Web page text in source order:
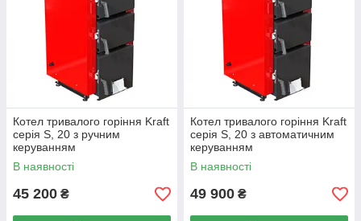
Котел тривалого горіння Kraft
серія S, 20 з ручним
керуванням
В наявності
45 200 ₴
Котел тривалого горіння Kraft
серія S, 20 з автоматичним
керуванням
В наявності
49 900 ₴